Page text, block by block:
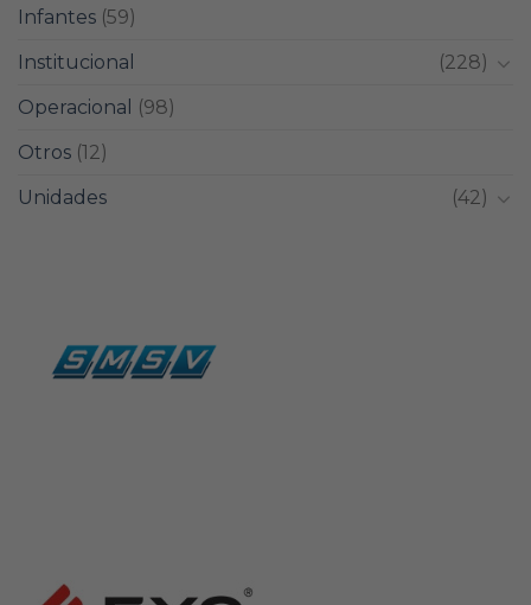
Infantes (59)
Institucional
(228)
Operacional
(98)
Otros (12)
Unidades
(42)